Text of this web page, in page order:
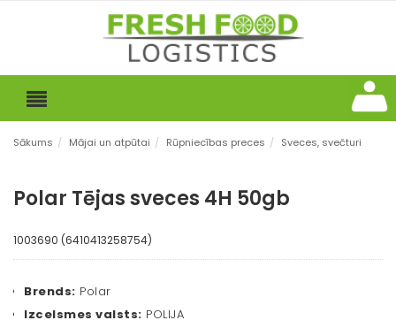
Sākums / Mājai un atpūtai / Rūpniecības preces / Sveces, svečturi
Polar Tējas sveces 4H 50gb
1003690 (6410413258754)
Brends: Polar
Izcelsmes valsts: POLIJA